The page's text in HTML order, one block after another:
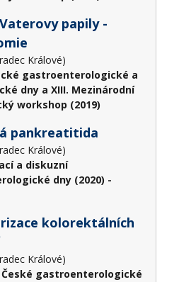
papily -
Králové)
gastroenterologické a
dny a XIII. Mezinárodní
workshop (2019)
pankreatitida
Králové)
a diskuzní
dny (2020) -
kolorektálních
Králové)
České gastroenterologické